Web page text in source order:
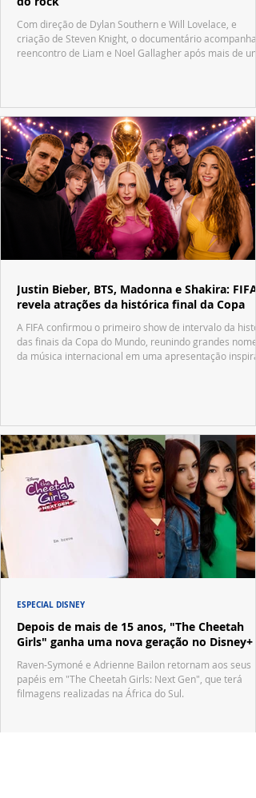
Com direção de Dylan Southern e Will Lovelace, e
criação de Steven Knight, o documentário acompanha
reencontro de Liam e Noel Gallagher após mais de
Justin Bieber, BTS, Madonna e Shakira: FIFA
revela atrações da histórica final da Copa
A FIFA confirmou o primeiro show de intervalo da
das finais da Copa do Mundo, reunindo grandes nomes
da música internacional em uma apresentação
Depois de mais de 15 anos, "The Cheetah
Girls" ganha uma nova geração no Disney+
Raven-Symoné e Adrienne Bailon retornam aos seus
papéis em "The Cheetah Girls: Next Gen", que terá
filmagens realizadas na África do Sul.
ESPECIAL DISNEY